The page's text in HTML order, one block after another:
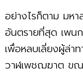
อย่างไรก็ตาม มห
อันตรายที่สุด เพน
เพื่อหลบเลี่ยงผู้ล่า
วาฬเพชฌฆาต ขณ